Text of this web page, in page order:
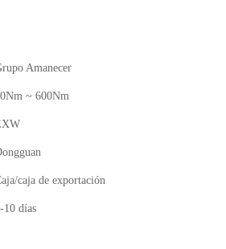
Amanecer
~ 600Nm
caja de exportación
10 días